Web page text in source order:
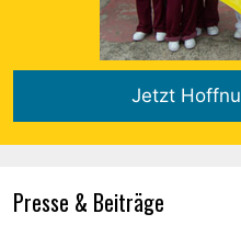
Presse & Beiträge